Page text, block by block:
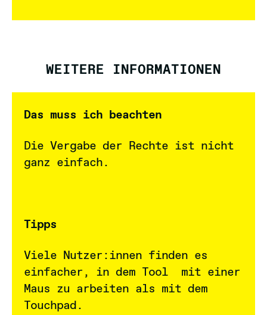
WEITERE INFORMATIONEN
Das muss ich beachten
Die Vergabe der Rechte ist nicht
ganz einfach.
Tipps
Viele Nutzer:innen finden es
einfacher, in dem Tool mit einer
Maus zu arbeiten als mit dem
Touchpad.